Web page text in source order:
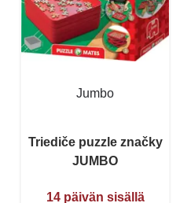
Jumbo
Triediče puzzle značky
JUMBO
14 päivän sisällä